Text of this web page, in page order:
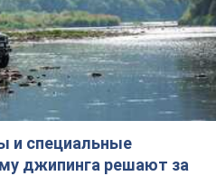
и специальные
джипинга решают за